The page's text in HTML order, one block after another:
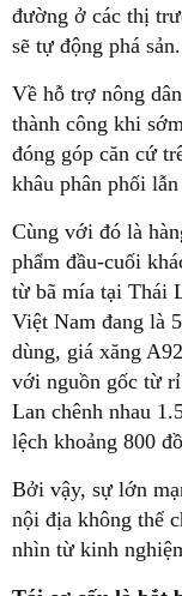
đường ở các thị
sẽ tự động phá sản.
Về hỗ trợ nông
thành công khi
đóng góp căn cứ
khâu phân phối
Cùng với đó là
phẩm đầu-cuối
từ bã mía tại Thái
Việt Nam đang là
dùng, giá xăng
với nguồn gốc từ
Lan chênh nhau
lệch khoảng 800
Bởi vậy, sự lớn
nội địa không thể
nhìn từ kinh